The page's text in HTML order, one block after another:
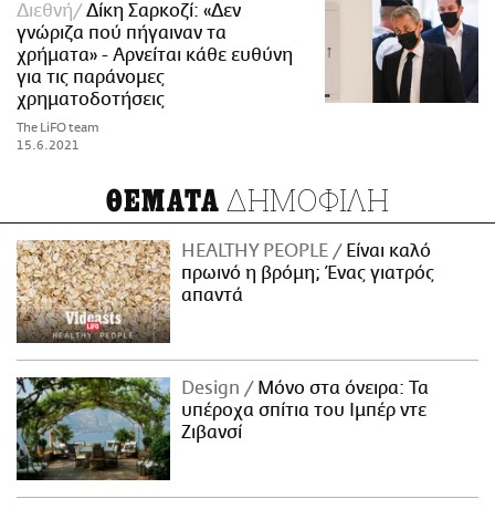
Διεθνή
Δίκη Σαρκοζί: «Δεν
γνώριζα πού πήγαιναν τα
χρήματα» - Αρνείται κάθε ευθύνη
για τις παράνομες
χρηματοδοτήσεις
The LiFO team
15.6.2021
ΘΕΜΑΤΑ ΔΗΜΟΦΙΛΗ
HEALTHY PEOPLE
Είναι καλό
πρωινό η βρόμη; Ένας γιατρός
απαντά
Design
Μόνο στα όνειρα: Τα
υπέροχα σπίτια του Ιμπέρ ντε
Ζιβανσί